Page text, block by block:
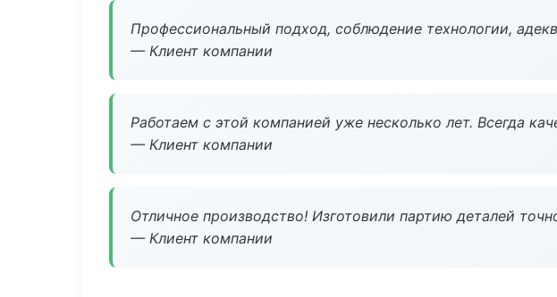
Профессиональный подход, соблюдение технологии,
— Клиент компании
Работаем с этой компанией уже несколько лет. Всегда
— Клиент компании
Отличное производство! Изготовили партию деталей
— Клиент компании